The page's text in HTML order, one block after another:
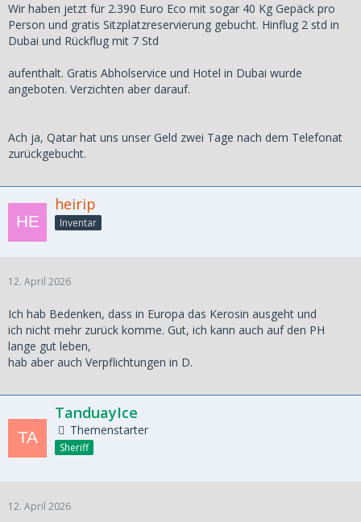
Wir haben jetzt für 2.390 Euro Eco mit sogar 40 Kg Gepäck pro
Person und gratis Sitzplatzreservierung gebucht. Hinflug 2 std in
Dubai und Rückflug mit 7 Std
aufenthalt. Gratis Abholservice und Hotel in Dubai wurde
angeboten. Verzichten aber darauf.
Ach ja, Qatar hat uns unser Geld zwei Tage nach dem Telefonat
zurückgebucht.
heirip
Inventar
12. April 2026
Ich hab Bedenken, dass in Europa das Kerosin ausgeht und
ich nicht mehr zurück komme. Gut, ich kann auch auf den PH
lange gut leben,
hab aber auch Verpflichtungen in D.
TanduayIce
Themenstarter
Sheriff
12. April 2026